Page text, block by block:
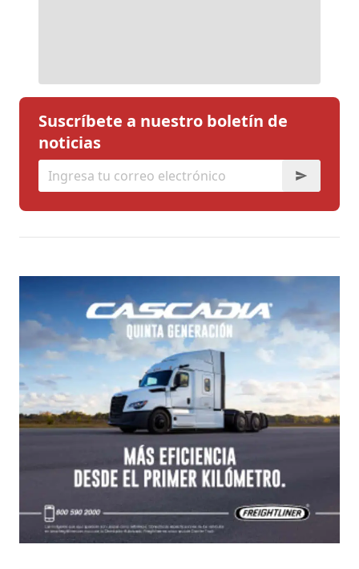
Suscríbete a nuestro boletín de
noticias